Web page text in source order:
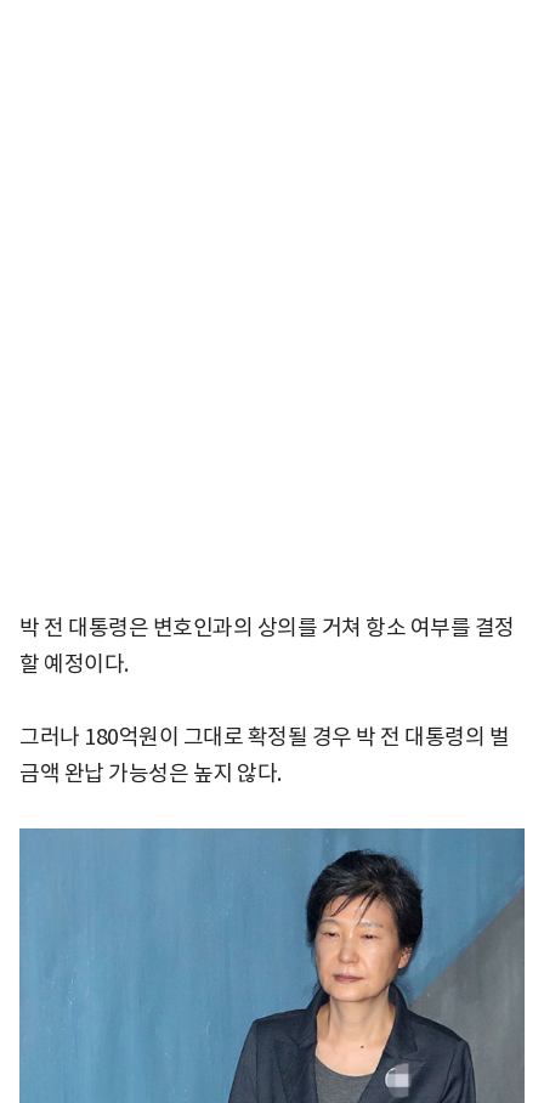
박 전 대통령은 변호인과의 상의를 거쳐 항소 여부를 결정
할 예정이다.
그러나 180억원이 그대로 확정될 경우 박 전 대통령의 벌
금액 완납 가능성은 높지 않다.